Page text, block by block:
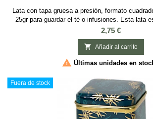
Lata con tapa gruesa a presión, formato
25gr para guardar el té o infusiones. Esta lata
infusiones, es cuadrada con tapa a presión y
cm.
Precio
2,75 €
 Añadir al carrito
 Últimas unidades en
Fuera de stock